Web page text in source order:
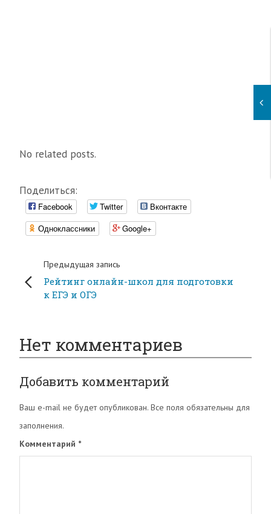
No related posts.
Поделиться:
Facebook Twitter
Вконтакте
Одноклассники
Google+
Предыдущая запись
Рейтинг онлайн-школ для подготовки
к ЕГЭ и ОГЭ
Нет комментариев
Добавить комментарий
Ваш e-mail не будет опубликован. Все поля обязательны для
заполнения.
Комментарий *